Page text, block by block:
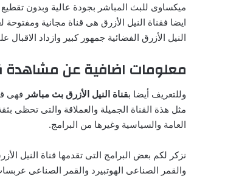
ميكساوى للبث المباشر بجودة عالية وبدون تقطيع
ايضا فقناة النيل الأزرق هى قناة مجانية
النيل الأزرق الفضائية جمهور كبير وازداد
معلومات اضافية عن مشاهدة
وللتعريف أيضا بقناة النيل الأزرق بث مباشر فهى
مثل هذة القناة الجميلة والعملاقة والتى تحظى
العامة والسياسية وغيرها من البرامج.
نزكر لكم بعض البرامج التى تقدمها قناة النيل
والقمر الصناعى الهوتبيرد والقمر الصناعى